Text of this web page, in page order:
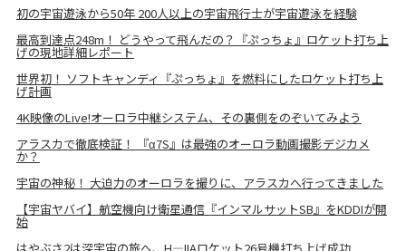
初の宇宙遊泳から50年 200人以上の宇宙飛行士が宇宙遊泳を経験
最高到達点248m！ どうやって飛んだの？『ぷっちょ』ロケット打ち上
げの現地詳細レポート
世界初！ ソフトキャンディ『ぷっちょ』を燃料にしたロケット打ち上
げ計画
4K映像のLive!オーロラ中継システム、その裏側をのぞいてみよう
アラスカで徹底検証！ 『α7S』は最強のオーロラ動画撮影デジカメ
か？
宇宙の神秘！ 大迫力のオーロラを撮りに、アラスカへ行ってきました
【宇宙ヤバイ】航空機向け衛星通信『インマルサットSB』をKDDIが開
始